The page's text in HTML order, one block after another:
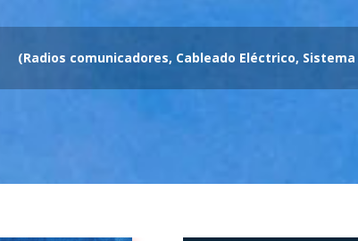
(Radios comunicadores, Cableado Eléctrico,